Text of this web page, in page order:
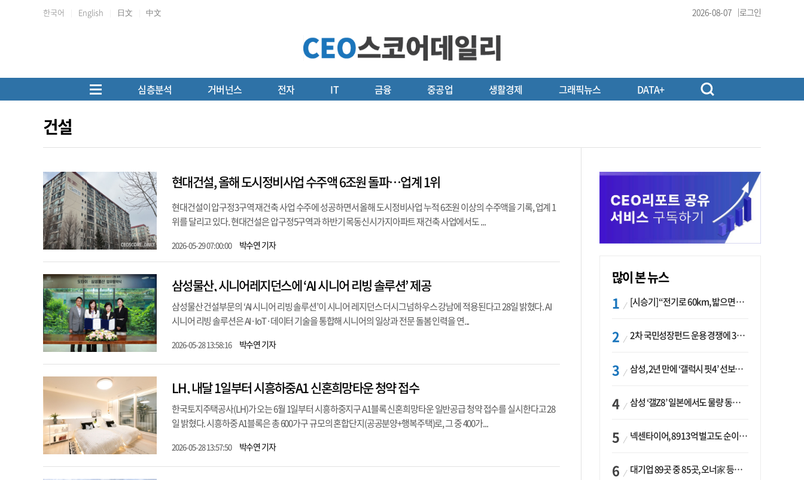
한국어 English 日文 中文 2026-08-07 로그인
심층분석 거버넌스 전자 IT 금융 중공업 생활경제 그래픽뉴스 DATA+
건설
현대건설, 올해 도시정비사업 수주액 6조원 돌파…업계 1위
현대건설이 압구정3구역 재건축 사업 수주에 성공하면서 올해 도시정비사업 누적 6조원 이상의 수주액을 기록, 업계 1
위를 달리고 있다. 현대건설은 압구정5구역과 하반기 목동신시가지아파트 재건축 사업에서도 ...
2026-05-29 07:00:00 박수연 기자
삼성물산, 시니어레지던스에 ‘AI 시니어 리빙 솔루션’ 제공
삼성물산 건설부문의 ‘AI 시니어 리빙 솔루션’이 시니어 레지던스 더시그넘하우스 강남에 적용된다고 28일 밝혔다. AI
시니어 리빙 솔루션은 AI·IoT·데이터 기술을 통합해 시니어의 일상과 전문 돌봄 인력을 연...
2026-05-28 13:58:16 박수연 기자
LH, 내달 1일부터 시흥하중A1 신혼희망타운 청약 접수
한국토지주택공사(LH)가 오는 6월 1일부터 시흥하중지구 A1블록 신혼희망타운 일반공급 청약 접수를 실시한다고 28
일 밝혔다. 시흥하중 A1블록은 총 600가구 규모의 혼합단지(공공분양+행복주택)로, 그 중 400가...
2026-05-28 13:57:50 박수연 기자
많이 본 뉴스
[시승기] “전기로 60km, 밟으면 462마력”…볼보 XC60 T8의 두 얼굴
2차 국민성장펀드 운용 경쟁에 33개사 몰렸다…신한·하나 등 새 얼굴 대거 합류
삼성, 2년 만에 ‘갤럭시 핏4’ 선보이나…웨어러블 생태계 확장 ‘시동’
삼성 ‘갤Z8’ 일본에서도 물량 동났다…애플 참전 앞두고 선두 수성 ‘시험대’
넥센타이어, 8913억 벌고도 순이익 2억…유럽 세부담에 이익 증발
대기업 89곳 중 85곳, 오너家 등기임원 겸직…BS 46곳·SM 45곳 ‘족벌경영’ 고착화